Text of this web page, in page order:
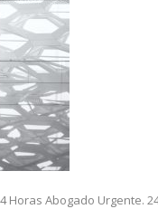
Horas Abogado Urgente.